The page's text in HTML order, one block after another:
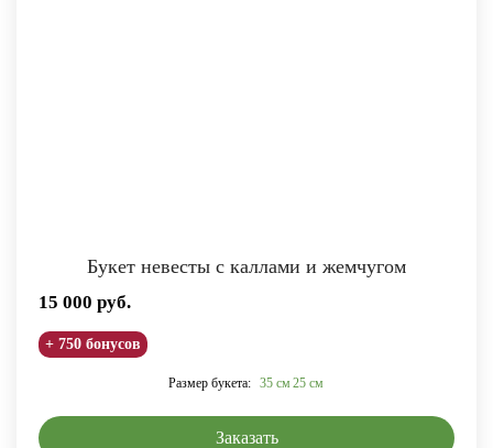
Букет невесты с каллами и жемчугом
15 000 руб.
+ 750 бонусов
Размер букета: 35 см 25 см
Заказать